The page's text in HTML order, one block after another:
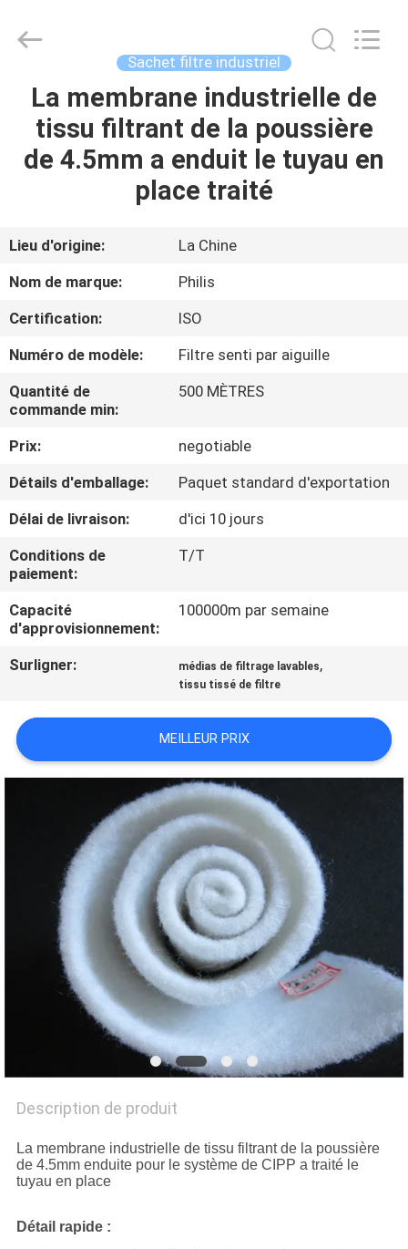
MAISON
DES
AU
SUJET
DE
VISITE
CONTRÔLE
DE
QUALITÉ
CONTACTEZ-
NOUS
UNE
CITATION
PRIVACY
POLICY
Technology
Reserved.
Sachet filtre industriel
La membrane industrielle de
tissu filtrant de la poussière
de 4.5mm a enduit le tuyau en
place traité
Lieu d'origine:
La Chine
Nom de marque:
Philis
Certification:
ISO
Numéro de modèle:
Filtre senti par aiguille
Quantité de
commande min:
500 MÈTRES
Prix:
negotiable
Détails d'emballage:
Paquet standard d'exportation
Délai de livraison:
d'ici 10 jours
Conditions de
paiement:
T/T
Capacité
d'approvisionnement:
100000m par semaine
Surligner: médias de filtrage lavables,
tissu tissé de filtre
MEILLEUR PRIX
Description de produit
La membrane industrielle de tissu filtrant de la poussière
de 4.5mm enduite pour le système de CIPP a traité le
tuyau en place
Détail rapide :